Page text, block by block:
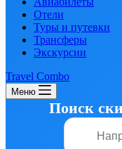
Отели
Туры и путевки
Трансферы
Экскурсии
Travel Combo
Меню
Поиск